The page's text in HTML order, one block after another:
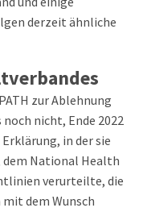
derzeit ähnliche
zur Ablehnung
nicht, Ende 2022
in der sie
dem National Health
verurteilte, die
dem Wunsch